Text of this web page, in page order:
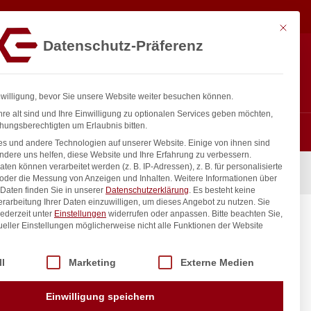
inkl. / exkl. MwSt.
5,18€ exkl. MwSt. In den Warenkorb
Mit
Datenschutz-Präferenz
bevor Sie unsere Website weiter besuchen können.
alt sind und Ihre Einwilligung zu optionalen Services geben möchten,
um Erlaubnis bitten.
und andere Technologien auf unserer Website. Einige von ihnen sind
uns helfen, diese Website und Ihre Erfahrung zu verbessern.
können verarbeitet werden (z. B. IP-Adressen), z. B. für personalisierte
die Messung von Anzeigen und Inhalten. Weitere Informationen über
finden Sie in unserer Datenschutzerklärung. Es besteht keine
Ihrer Daten einzuwilligen, um dieses Angebot zu nutzen. Sie
unter Einstellungen widerrufen oder anpassen. Bitte beachten Sie,
Einstellungen möglicherweise nicht alle Funktionen der Website
Service-Gruppen, für die eine Einwilligung erteilt werden kann.
Marketing Externe Medien
Einwilligung speichern